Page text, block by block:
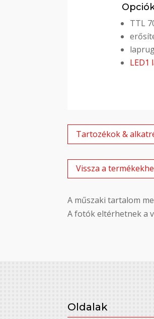
TTL
LED1
Tartozékok &
Vissza a
A műszaki tartalom
A fotók eltérhetnek a
Oldalak